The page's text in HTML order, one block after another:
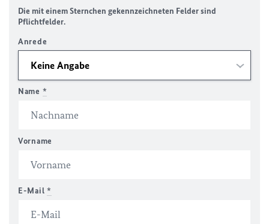
Die mit einem Sternchen gekennzeichneten Felder sind
Pflichtfelder.
Anrede
Name *
Vorname
E-Mail *